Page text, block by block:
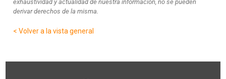
exhaustividad y actualidad de nuestra información, no se pueden
derivar derechos de la misma.
< Volver a la vista general